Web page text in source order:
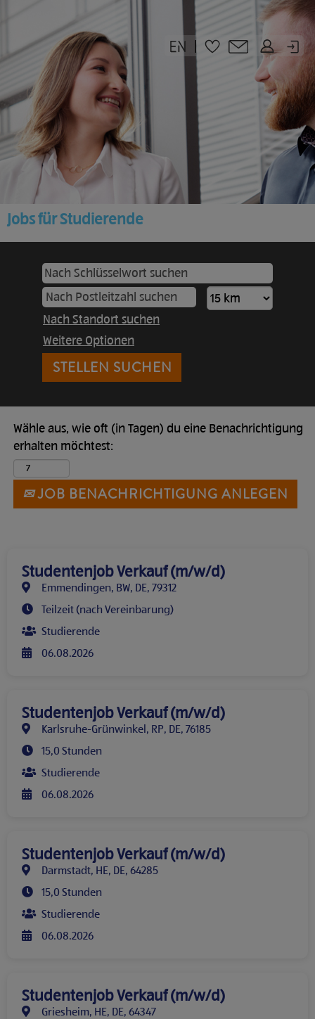
Jobs für Studierende
Nach Standort suchen
Weitere Optionen
Wähle aus, wie oft (in Tagen) du eine Benachrichtigung
erhalten möchtest:
JOB BENACHRICHTIGUNG ANLEGEN
Studentenjob Verkauf (m/w/d)
Emmendingen, BW, DE, 79312
Teilzeit (nach Vereinbarung)
Studierende
06.08.2026
Studentenjob Verkauf (m/w/d)
Karlsruhe-Grünwinkel, RP, DE, 76185
15,0 Stunden
Studierende
06.08.2026
Studentenjob Verkauf (m/w/d)
Darmstadt, HE, DE, 64285
15,0 Stunden
Studierende
06.08.2026
Studentenjob Verkauf (m/w/d)
Griesheim, HE, DE, 64347